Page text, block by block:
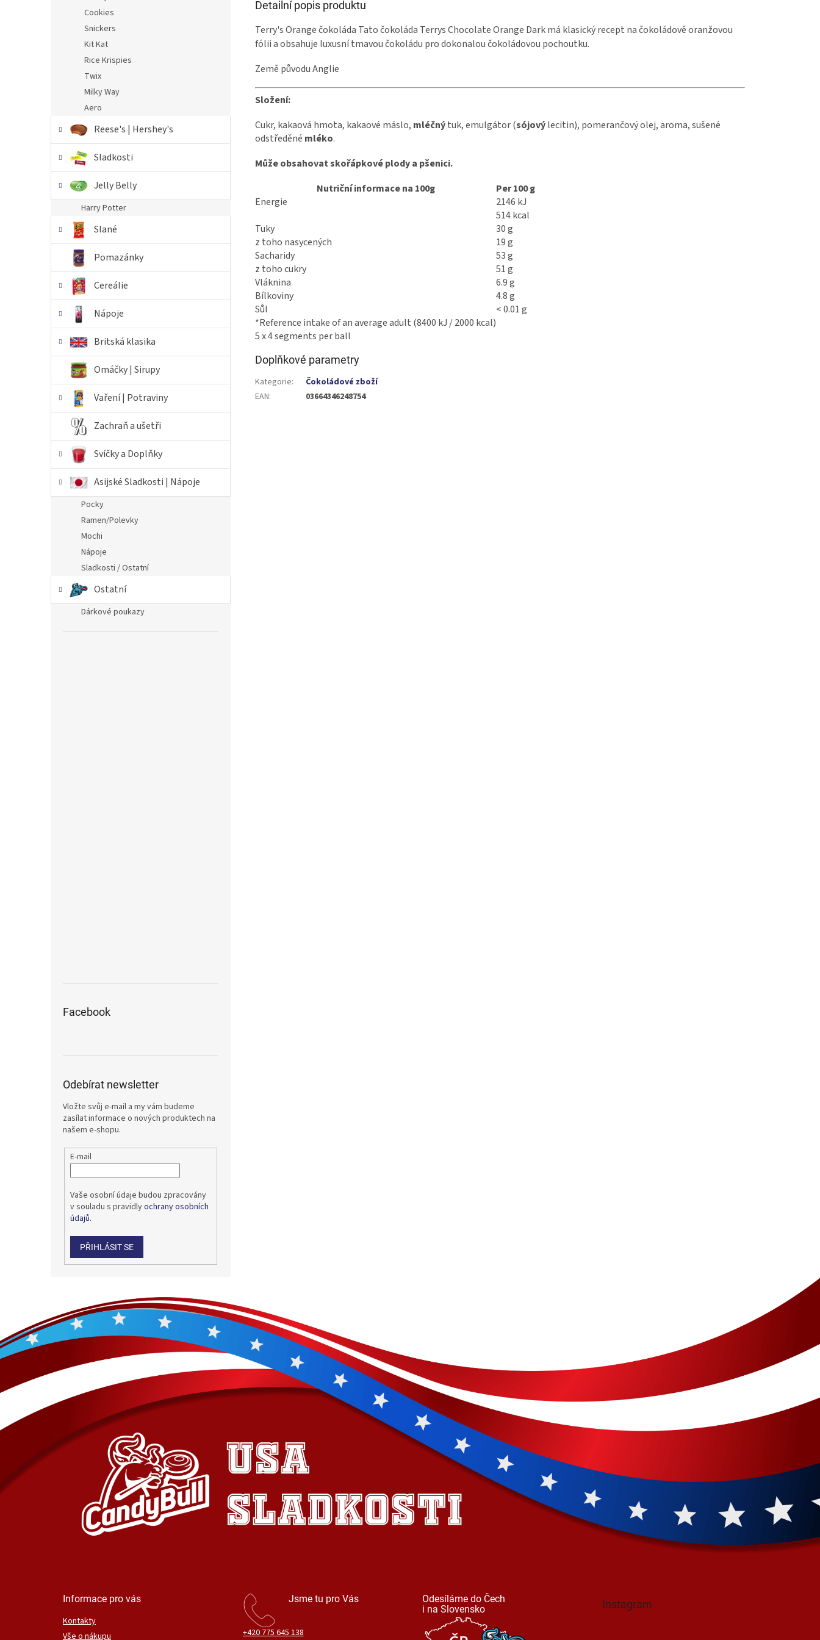
Cookies
Snickers
Kit Kat
Rice Krispies
Twix
Milky Way
Aero
Reese's | Hershey's
Sladkosti
Jelly Belly
Harry Potter
Slané
Pomazánky
Cereálie
Nápoje
Britská klasika
Omáčky | Sirupy
Vaření | Potraviny
Zachraň a ušetři
Svíčky a Doplňky
Asijské Sladkosti | Nápoje
Pocky
Ramen/Polevky
Mochi
Nápoje
Sladkosti / Ostatní
Ostatní
Dárkové poukazy
Facebook
Odebírat newsletter
Vložte svůj e-mail a my vám budeme
zasílat informace o nových produktech na
našem e-shopu.
E-mail
Vaše osobní údaje budou zpracovány
v souladu s pravidlyochrany osobních
údajů.
PŘIHLÁSIT SE
Detailní popis produktu
Terry's Orange čokoláda Tato čokoláda Terrys Chocolate Orange Dark má klasický recept na čokoládově oranžovou
fólii a obsahuje luxusní tmavou čokoládu pro dokonalou čokoládovou pochoutku.
Země původu Anglie
Složení:
Cukr, kakaová hmota, kakaové máslo, mléčnýtuk, emulgátor (sójovýlecitin), pomerančový olej, aroma, sušené
odstředěné mléko.
Může obsahovat skořápkové plody a pšenici.
Nutriční informace na 100g
Per 100 g
Energie
2146 kJ
514 kcal
Tuky
30 g
z toho nasycených
19 g
Sacharidy
53 g
z toho cukry
51 g
Vláknina
6.9 g
Bílkoviny
4.8 g
Sůl
< 0.01 g
*Reference intake of an average adult (8400 kJ / 2000 kcal)
5 x 4 segments per ball
Doplňkové parametry
Kategorie:
Čokoládové zboží
EAN: 03664346248754
t
í
Informace pro vás
Kontakty
Vše o nákupu
Jsme tu pro Vás
+420 775 645 138
Odesíláme do Čech
i na Slovensko
Instagram